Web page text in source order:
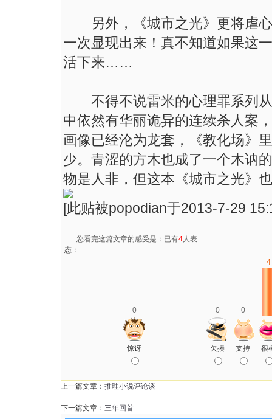
另外，《城市之光》更将虐心
一次显现出来！真不知道如果这
活下来……
不得不说雷米的心理罪系列从
中依然有华丽诡异的连续杀人案
画像已经沦为龙套，《教化场》
少。青涩的方木也成了一个木讷
物是人非，但这本《城市之光》
[此贴被popodian于2013-7-29
您看完这篇文章的感受是：已有4人表
态：
0 0 0
4
惊讶 欠揍 支持 很
上一篇文章： 推理小说评论谈
下一篇文章： 三年回首